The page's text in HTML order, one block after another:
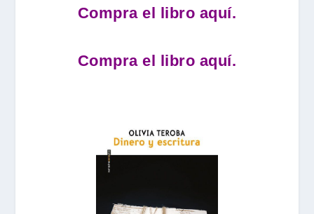
Compra el libro aquí.
Compra el libro aquí.